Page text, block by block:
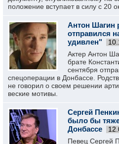
положение вступает в силу с 20
Антон Шагин
отправился
удивлен"
Актер Антон
брате
сентября
спецоперации в Донбассе.
не говорил о своем решении
веские мотивы.
Сергей
было бы
Донбассе
Певец Сергей